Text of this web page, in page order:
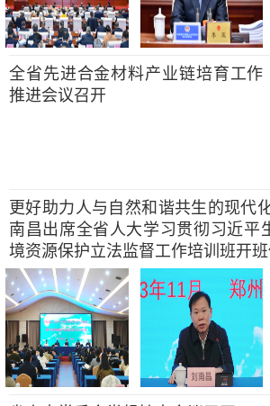
全省先进合金材料产业链培育工作
推进会议召开
更好助力人与自然和谐共生的现代
南昌出席全省人大学习贯彻习近平
境资源保护立法监督工作培训班开